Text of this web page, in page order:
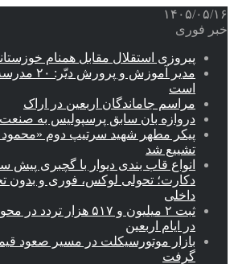
۱۴۰۵/۰۵/۱۶
خبر فوری
پیروزی استقلال مقابل همنام
مدیر
است
مراسم جاماندگان اربعین در اراک
دروازه بان سابق پرسپولیس به
پیکر مطهر شهید سرتیپ دوم «محمود
تشییع شد
انواع قاب بندی دیوار با گچبری پیش
دکارت؛ تحولی لوکس، فوری و بدون
داخلی
ثبت ۲ میلیون و ۵۱۷
در ایام اربعین
بازار موتورسیکلت در مسیر صعود
گرفت